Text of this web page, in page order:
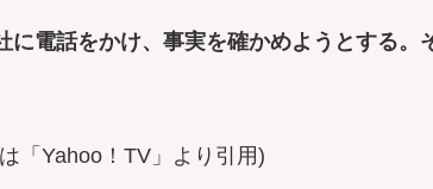
に電話をかけ、事実を確かめようとする。
「Yahoo！TV」より引用)